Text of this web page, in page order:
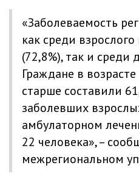
«Заболеваемость
как среди взрослого
(72,8%), так и среди
Граждане в
старше составили
заболевших
амбулаторном
22 человека», –
межрегиональном